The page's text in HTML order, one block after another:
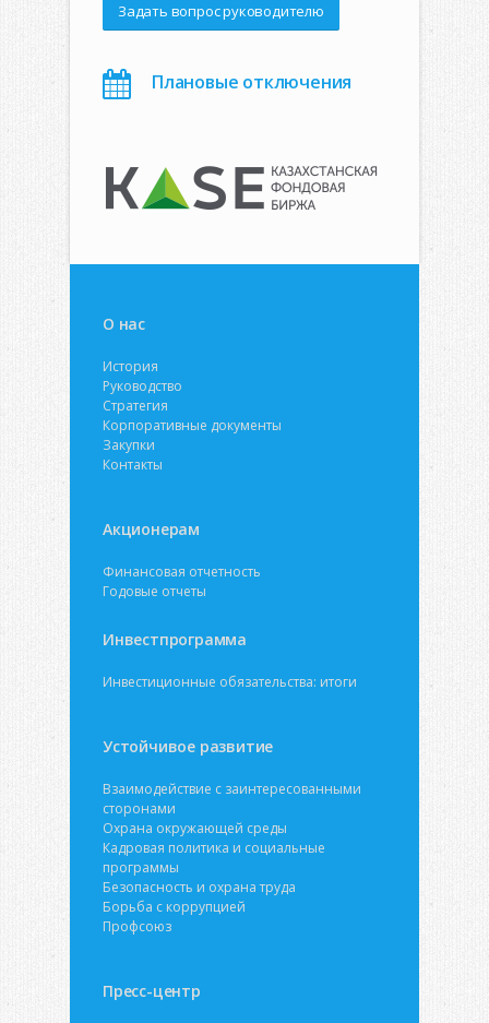
Задать вопрос руководителю
Плановые отключения
О нас
История
Руководство
Стратегия
Корпоративные документы
Закупки
Контакты
Акционерам
Финансовая отчетность
Годовые отчеты
Инвестпрограмма
Инвестиционные обязательства: итоги
Устойчивое развитие
Взаимодействие с заинтересованными
сторонами
Охрана окружающей среды
Кадровая политика и социальные
программы
Безопасность и охрана труда
Борьба с коррупцией
Профсоюз
Пресс-центр